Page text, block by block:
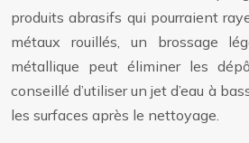
produits abrasifs qui pourraient
métaux rouillés, un brossage
métallique peut éliminer les
conseillé d’utiliser un jet d’eau à
les surfaces après le nettoyage.